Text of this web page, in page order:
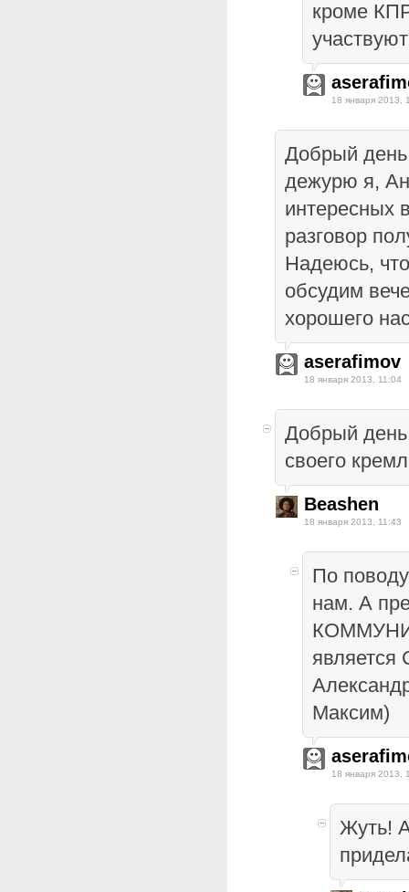
кроме
18 января 2013,
Добрый
дежурю я,
интересных
разговор
Надеюсь,
обсудим
хорошего
aserafimov
18 января 2013, 11:04
Добрый
своего
Beashen
18 января 2013, 11:43
По
нам. А
является
Максим)
18 января 2013,
Жуть!